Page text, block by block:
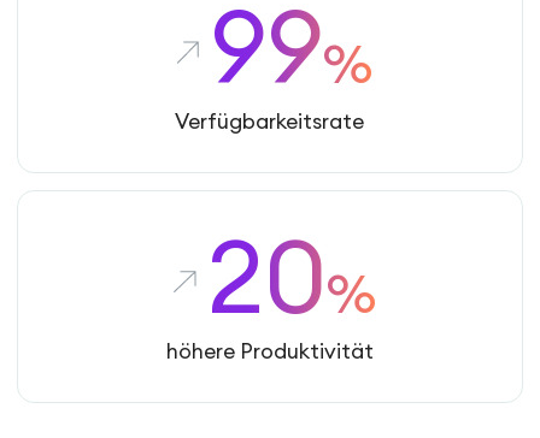
99%
Verfügbarkeitsrate
20%
höhere Produktivität